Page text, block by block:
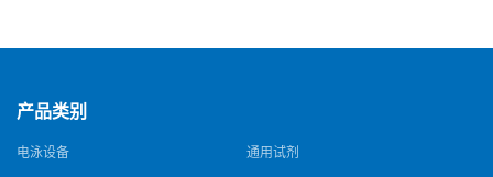
产品类别
电泳设备 通用试剂